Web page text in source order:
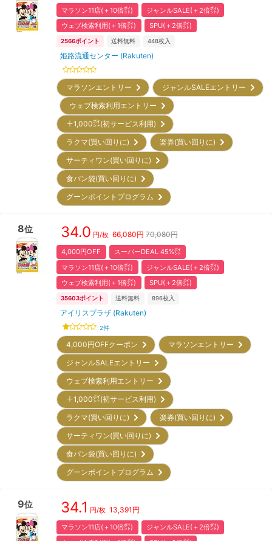
マラソン11店(＋10倍㌽)
ジャンルSALE(＋2倍㌽)
ウェブ検索利用(＋1倍㌽)
SPU(＋2倍㌽)
2566ポイント 送料無料 448枚入
姫路流通センター (Rakuten)
マラソンエントリー
ジャンルSALEエントリー
ウェブ検索利用エントリー
＋1,000㌽(初サービス利用)
ラクマ(買い回りに)
楽券(買い回りに)
サーティワン(買い回りに)
食パン袋(買い回りに)
グーンポイントプログラム
8位 34.0 円/枚 66,080円 70,080円
4,000円OFF
スーパーDEAL 45%㌽
マラソン11店(＋10倍㌽)
ジャンルSALE(＋2倍㌽)
ウェブ検索利用(＋1倍㌽)
SPU(＋2倍㌽)
35603ポイント 送料無料 896枚入
アイリスプラザ (Rakuten)
2件
4,000円OFFクーポン
マラソンエントリー
ジャンルSALEエントリー
ウェブ検索利用エントリー
＋1,000㌽(初サービス利用)
ラクマ(買い回りに)
楽券(買い回りに)
サーティワン(買い回りに)
食パン袋(買い回りに)
グーンポイントプログラム
9位 34.1 円/枚 13,391 円
マラソン11店(＋10倍㌽)
ジャンルSALE(＋2倍㌽)